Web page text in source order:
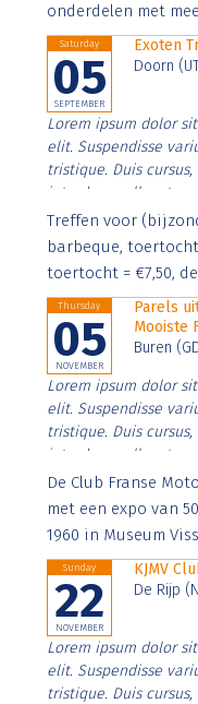
onderdelen met
Saturday
05
SEPTEMBER
Exoten
Doorn
Lorem ipsum dolor
elit. Suspendisse
tristique. Duis
interdum nulla, ut
Aenean faucibus
imperdiet. Nunc ut
Treffen voor
barbeque,
toertocht = €7,50,
Thursday
05
NOVEMBER
Parels
Mooiste
Buren
Lorem ipsum dolor
elit. Suspendisse
tristique. Duis
interdum nulla, ut
Aenean faucibus
imperdiet. Nunc ut
De Club Franse
met een expo van
1960 in Museum
Sunday
22
NOVEMBER
KJMV
De Rijp
Lorem ipsum dolor
elit. Suspendisse
tristique. Duis